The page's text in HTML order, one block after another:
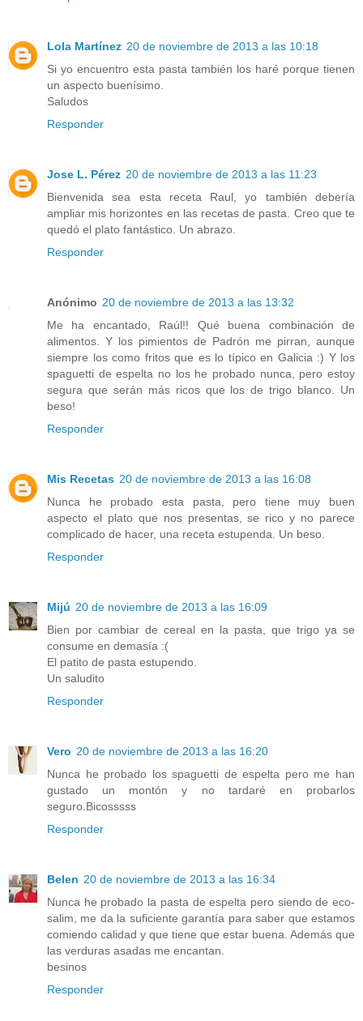
Lola Martínez 20 de noviembre de 2013 a las 10:18
Si yo encuentro esta pasta también los haré porque tienen
un aspecto buenísimo.
Saludos
Responder
Jose L. Pérez 20 de noviembre de 2013 a las 11:23
Bienvenida sea esta receta Raul, yo también debería
ampliar mis horizontes en las recetas de pasta. Creo que te
quedó el plato fantástico. Un abrazo.
Responder
Anónimo 20 de noviembre de 2013 a las 13:32
Me ha encantado, Raúl!! Qué buena combinación de
alimentos. Y los pimientos de Padrón me pirran, aunque
siempre los como fritos que es lo típico en Galicia :) Y los
spaguetti de espelta no los he probado nunca, pero estoy
segura que serán más ricos que los de trigo blanco. Un
beso!
Responder
Mis Recetas 20 de noviembre de 2013 a las 16:08
Nunca he probado esta pasta, pero tiene muy buen
aspecto el plato que nos presentas, se rico y no parece
complicado de hacer, una receta estupenda. Un beso.
Responder
Mijú 20 de noviembre de 2013 a las 16:09
Bien por cambiar de cereal en la pasta, que trigo ya se
consume en demasía :(
El patito de pasta estupendo.
Un saludito
Responder
Vero 20 de noviembre de 2013 a las 16:20
Nunca he probado los spaguetti de espelta pero me han
gustado un montón y no tardaré en probarlos
seguro.Bicosssss
Responder
Belen 20 de noviembre de 2013 a las 16:34
Nunca he probado la pasta de espelta pero siendo de eco-
salim, me da la suficiente garantía para saber que estamos
comiendo calidad y que tiene que estar buena. Además que
las verduras asadas me encantan.
besinos
Responder